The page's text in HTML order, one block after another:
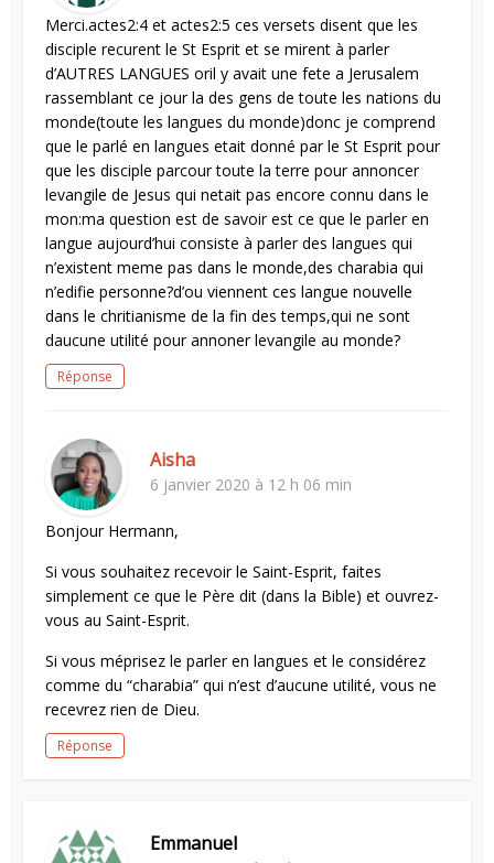
Merci.actes2:4 et actes2:5 ces versets disent que les
disciple recurent le St Esprit et se mirent à parler
d’AUTRES LANGUES oril y avait une fete a Jerusalem
rassemblant ce jour la des gens de toute les nations du
monde(toute les langues du monde)donc je comprend
que le parlé en langues etait donné par le St Esprit pour
que les disciple parcour toute la terre pour annoncer
levangile de Jesus qui netait pas encore connu dans le
mon:ma question est de savoir est ce que le parler en
langue aujourd’hui consiste à parler des langues qui
n’existent meme pas dans le monde,des charabia qui
n’edifie personne?d’ou viennent ces langue nouvelle
dans le chritianisme de la fin des temps,qui ne sont
daucune utilité pour annoner levangile au monde?
Réponse
Aisha
6 janvier 2020 à 12 h 06 min
Bonjour Hermann,
Si vous souhaitez recevoir le Saint-Esprit, faites
simplement ce que le Père dit (dans la Bible) et ouvrez-
vous au Saint-Esprit.
Si vous méprisez le parler en langues et le considérez
comme du “charabia” qui n’est d’aucune utilité, vous ne
recevrez rien de Dieu.
Réponse
Emmanuel